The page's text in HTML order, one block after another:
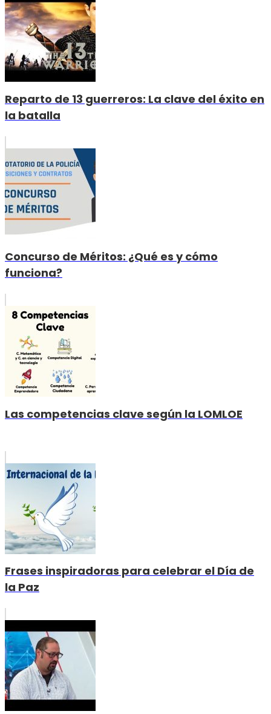
Reparto de 13 guerreros: La clave del éxito en
la batalla
Concurso de Méritos: ¿Qué es y cómo
funciona?
Las competencias clave según la LOMLOE
Frases inspiradoras para celebrar el Día de
la Paz